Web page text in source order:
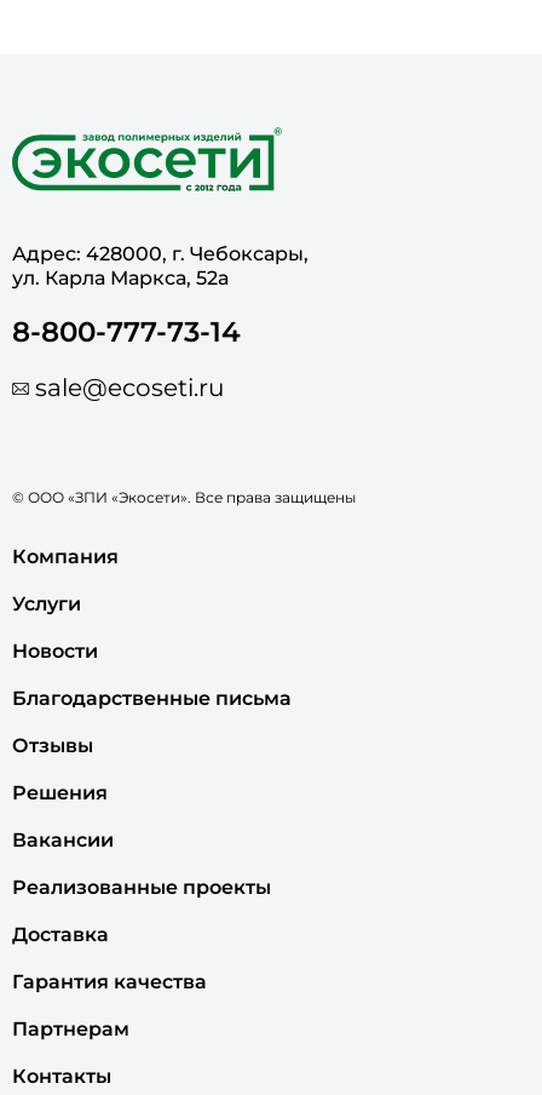
Адрес: 428000, г. Чебоксары,
ул. Карла Маркса, 52а
8-800-777-73-14
sale@ecoseti.ru
© ООО «ЗПИ «Экосети». Все права защищены
Компания
Услуги
Новости
Благодарственные письма
Отзывы
Решения
Вакансии
Реализованные проекты
Доставка
Гарантия качества
Партнерам
Контакты